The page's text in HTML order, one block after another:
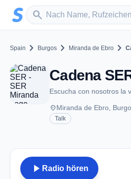
Zum Hauptinhalt springen
search
Sender suchen
Spain chevron_right Burgos chevron_right Miranda de Ebro chevron_right
Escucha con nosotros la
placeMiranda de Ebro,
Talk
play_arrow Radio hören